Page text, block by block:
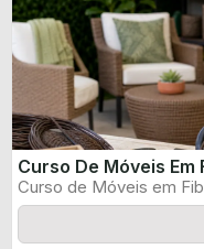
Curso De Móveis
Curso de Móveis em
certificado informado